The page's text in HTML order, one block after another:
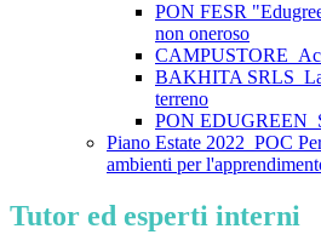
PON FESR
non oneroso
BAKHITA
terreno
PON
Piano Estate 2022_POC
ambienti per
Tutor ed esperti interni